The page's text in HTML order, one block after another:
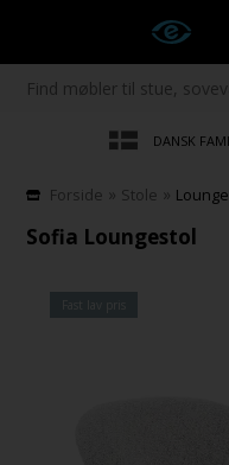
DANSK
Forside » Stole »
Sofia Loungestol